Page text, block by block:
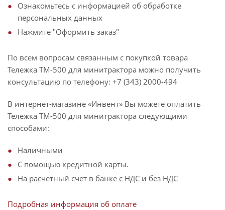
Ознакомьтесь с информацией об обработке
персональных данных
Нажмите "Оформить заказ"
По всем вопросам связанным с покупкой товара
Тележка ТМ-500 для минитрактора можно получить
консультацию по телефону: +7 (343) 2000-494
В интернет-магазине «Инвент» Вы можете оплатить
Тележка ТМ-500 для минитрактора следующими
способами:
Наличными
С помощью кредитной карты.
На расчетный счет в банке с НДС и без НДС
Подробная информация об оплате